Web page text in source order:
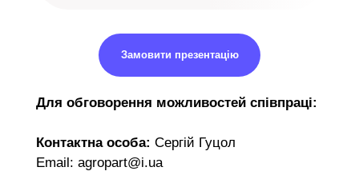
Замовити презентацію
Для обговорення можливостей співпраці:
Контактна особа: Сергій Гуцол
Email: agropart@i.ua